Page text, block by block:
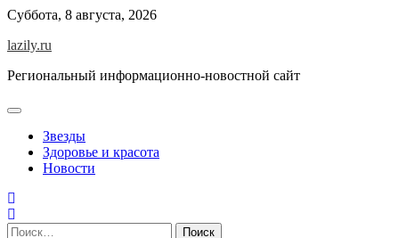
Skip
content
Суббота, 8 августа, 2026
lazily.ru
Региональный информационно-новостной сайт
Звезды
Здоровье и красота
Новости
Найти: